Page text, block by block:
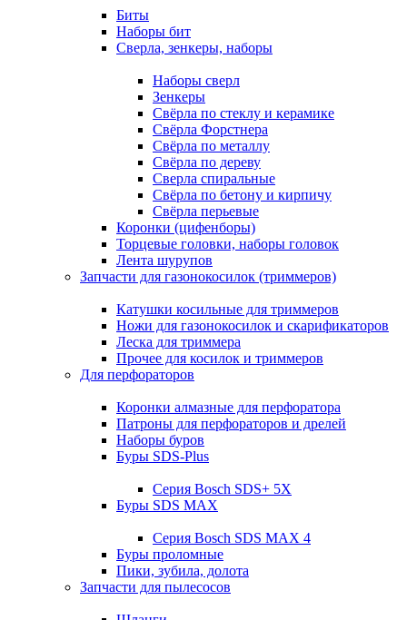
Биты
Наборы бит
Сверла, зенкеры, наборы
Наборы сверл
Зенкеры
Свёрла по стеклу и керамике
Свёрла Форстнера
Свёрла по металлу
Свёрла по дереву
Сверла спиральные
Свёрла по бетону и кирпичу
Свёрла перьевые
Коронки (цифенборы)
Торцевые головки, наборы головок
Лента шурупов
Запчасти для газонокосилок (триммеров)
Катушки косильные для триммеров
Ножи для газонокосилок и скарификаторов
Леска для триммера
Прочее для косилок и триммеров
Для перфораторов
Коронки алмазные для перфоратора
Патроны для перфораторов и дрелей
Наборы буров
Буры SDS-Plus
Серия Bosch SDS+ 5X
Буры SDS MAX
Серия Bosch SDS MAX 4
Буры проломные
Пики, зубила, долота
Запчасти для пылесосов